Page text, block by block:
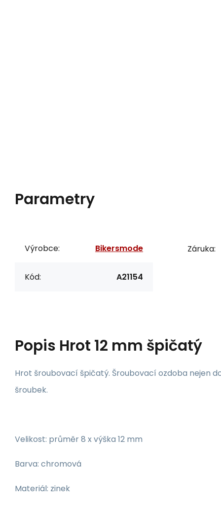
Parametry
Výrobce: Bikersmode
Kód: A21154
Záruka:
Popis Hrot 12 mm špičatý
Hrot šroubovací špičatý. Šroubovací ozdoba nejen
šroubek.
Velikost: průměr 8 x výška 12 mm
Barva: chromová
Materiál: zinek